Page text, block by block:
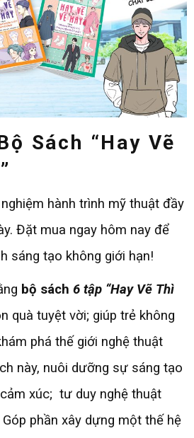
Sách “Hay Vẽ
hành trình mỹ thuật đầy
Đặt mua ngay hôm nay để
sáng tạo không giới hạn!
bộ sách 6 tập “Hay Vẽ Thì
quà tuyệt vời; giúp trẻ không
phá thế giới nghệ thuật
này, nuôi dưỡng sự sáng tạo
xúc; tư duy nghệ thuật
phần xây dựng một thế hệ